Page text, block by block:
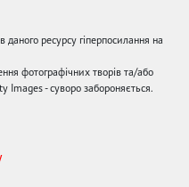
ресурсу гіперпосилання на
фотографічних творів та/або
Images - суворо забороняється.